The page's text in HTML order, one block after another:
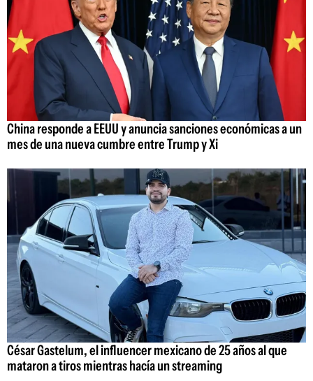
China responde a EEUU y anuncia sanciones económicas a un
mes de una nueva cumbre entre Trump y Xi
César Gastelum, el influencer mexicano de 25 años al que
mataron a tiros mientras hacía un streaming